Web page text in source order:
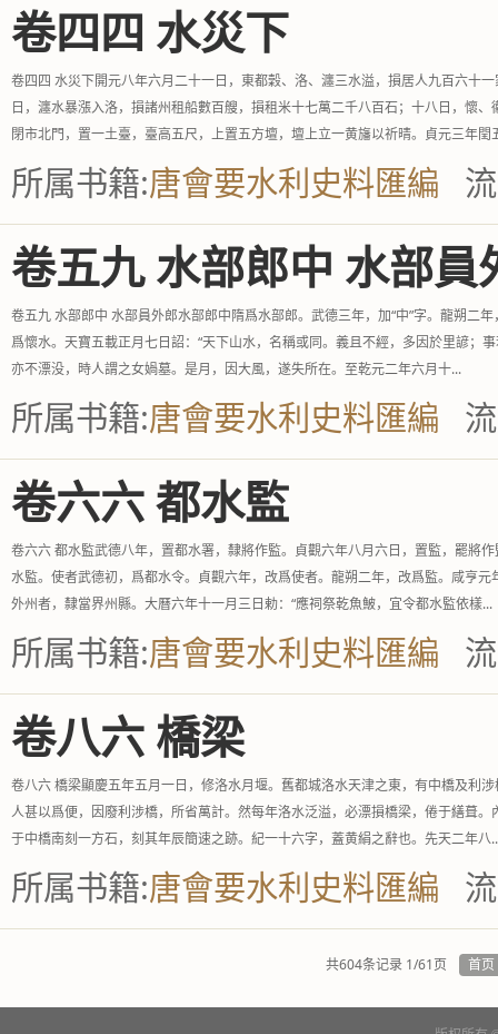
卷四四 水災下
卷四四 水災下開元八年六月二十一日，東都穀、洛、瀍三水溢，損居人九百六十
日，瀍水暴漲入洛，損諸州租船數百艘，損租米十七萬二千八百石；十八日，懷
閉市北門，置一土臺，臺高五尺，上置五方壇，壇上立一黄旛以祈晴。貞元三年閏
所属书籍:唐會要水利史料匯編
卷五九 水部郎中 水部員
卷五九 水部郎中 水部員外郎水部郎中隋爲水部郎。武德三年，加“中”字。龍朔
爲懷水。天寶五載正月七日詔：“天下山水，名稱或同。義且不經，多因於里諺；
亦不漂没，時人謂之女媧墓。是月，因大風，遂失所在。至乾元二年六月十...
所属书籍:唐會要水利史料匯編
卷六六 都水監
卷六六 都水監武德八年，置都水署，隸將作監。貞觀六年八月六日，置監，罷將
水監。使者武德初，爲都水令。貞觀六年，改爲使者。龍朔二年，改爲監。咸亨
外州者，隸當界州縣。大曆六年十一月三日勅：“應祠祭乾魚鮍，宜令都水監依樣...
所属书籍:唐會要水利史料匯編
卷八六 橋梁
卷八六 橋梁顯慶五年五月一日，修洛水月堰。舊都城洛水天津之東，有中橋及利
人甚以爲便，因廢利涉橋，所省萬計。然每年洛水泛溢，必漂損橋梁，倦于繕葺
于中橋南刻一方石，刻其年辰簡速之跡。紀一十六字，蓋黄絹之辭也。先天二年八
所属书籍:唐會要水利史料匯編
共604条记录 1/61页 首页